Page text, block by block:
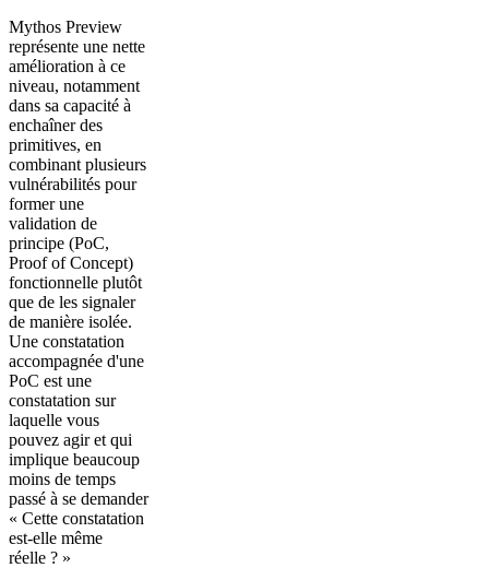
Mythos Preview
représente une nette
amélioration à ce
niveau, notamment
dans sa capacité à
enchaîner des
primitives, en
combinant plusieurs
vulnérabilités pour
former une
validation de
principe (PoC,
Proof of Concept)
fonctionnelle plutôt
que de les signaler
de manière isolée.
Une constatation
accompagnée d'une
PoC est une
constatation sur
laquelle vous
pouvez agir et qui
implique beaucoup
moins de temps
passé à se demander
« Cette constatation
est-elle même
réelle ? »